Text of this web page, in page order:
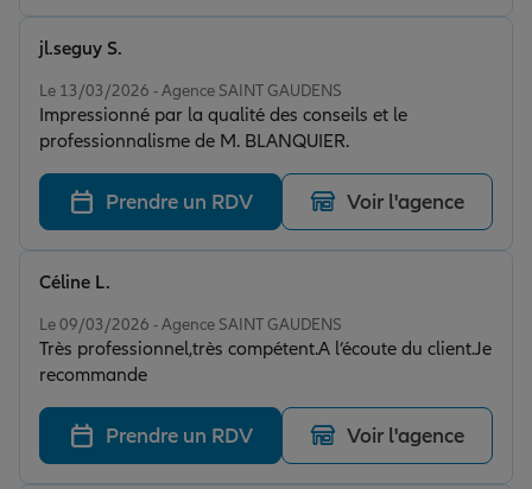
Le 13/03/2026 - Agence SAINT GAUDENS
Impressionné par la qualité des conseils et le
professionnalisme de M. BLANQUIER.
jl.seguy S.
Prendre un RDV Voir l'agence
Le 09/03/2026 - Agence SAINT GAUDENS
Très professionnel,très compétent.A l’écoute du client.Je
recommande
Céline L.
Prendre un RDV Voir l'agence